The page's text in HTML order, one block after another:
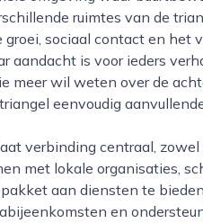
ruimtes van de
sociaal contact en het
aandacht is voor ieders
meer wil weten over de
eenvoudig
met lokale organisaties,
aan diensten te
en